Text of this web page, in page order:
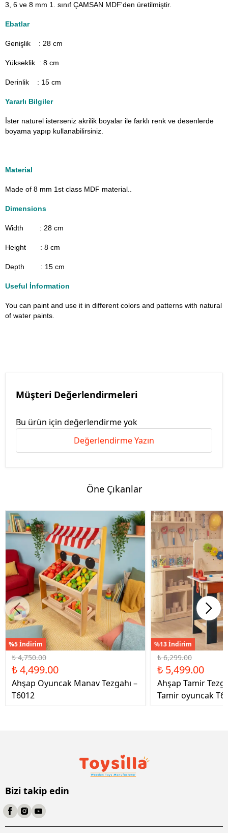
3, 6 ve 8 mm 1. sınıf ÇAMSAN MDF'den üretilmiştir.
Ebatlar
Genişlik : 28 cm
Yükseklik : 8 cm
Derinlik : 15 cm
Yararlı Bilgiler
İster naturel isterseniz akrilik boyalar ile farklı renk ve desenlerde
boyama yapıp kullanabilirsiniz.
Material
Made of 8 mm 1st class MDF material.
Dimensions
Width : 28 cm
Height : 8 cm
Depth : 15 cm
Useful İnformation
You can paint and use it in different colors and patterns with natural
of water paints.
Müşteri Değerlendirmeleri
Bu ürün için değerlendirme yok
Değerlendirme Yazın
Öne Çıkanlar
%5 İndirim
₺ 4,750.00
₺ 4,499.00
Ahşap Oyuncak Manav Tezgahı –
T6012
%13 İndirim
₺ 6,299.00
₺ 5,499.00
Ahşap Tamir
Tamir oyuncak
Bizi takip edin